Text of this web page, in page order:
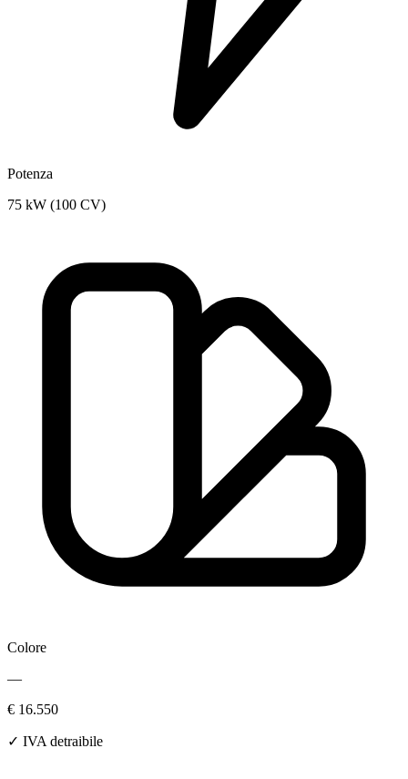
Potenza
75 kW (100 CV)
Colore
—
€ 16.550
✓ IVA detraibile